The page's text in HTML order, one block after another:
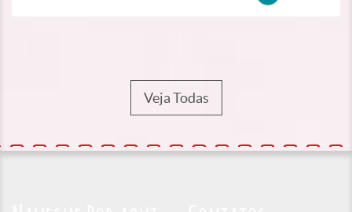
Veja Todas